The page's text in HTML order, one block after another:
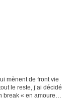
mènent de front vie
le reste, j’ai décidé
break « en amoureux